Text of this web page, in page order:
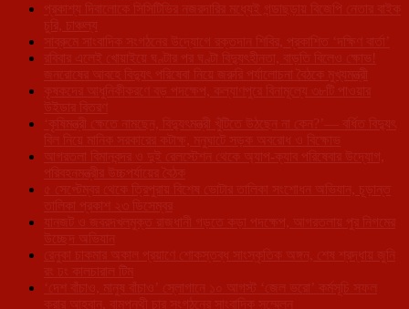
প্রকাশ্য দিবালোকে সিসিটিভির নজরদারির মধ্যেই গন্ডাছড়ায় বিজেপি নেতার বাইক
চুরি, চাঞ্চল্য
সাব্রুমে সাংবাদিক সংগঠনের উদ্যোগে রক্তদান শিবির, প্রকাশিত ‘দক্ষিণ বার্তা’
রবিবার এলেই খোয়াইয়ে ঘণ্টার পর ঘণ্টা বিদ্যুৎহীনতা, বাড়তি বিলেও ক্ষোভ!
জনরোষের আবহে বিদ্যুৎ পরিষেবা নিয়ে জরুরি পর্যালোচনা বৈঠকে মুখ্যমন্ত্রী
কৃষকদের আধুনিকীকরণে বড় পদক্ষেপ, কল্যাণপুরে বিনামূল্যে ৩৮টি পাওয়ার
উইডার বিতরণ
‘কৃষিমন্ত্রী ক্ষেতে নামছেন, বিদ্যুৎমন্ত্রী খুঁটিতে উঠছেন না কেন?’— বর্ধিত বিদ্যুৎ
বিল নিয়ে মানিক সরকারের কটাক্ষ, মনুঘাটে সড়ক অবরোধ ও বিক্ষোভ
আগরতলা বিমানবন্দর ও দুই রেলস্টেশন থেকে অ্যাপ-ক্যাব পরিষেবার উদ্যোগ,
পরিবহনমন্ত্রীর উচ্চপর্যায়ের বৈঠক
৫ সেপ্টেম্বর থেকে ত্রিপুরায় বিশেষ ভোটার তালিকা সংশোধন অভিযান, চূড়ান্ত
তালিকা প্রকাশ ২৩ ডিসেম্বর
যানজট ও জবরদখলমুক্ত রাজধানী গড়তে কড়া পদক্ষেপ, আগরতলায় পুর নিগমের
উচ্ছেদ অভিযান
রেনুকা চাকমার অকাল প্রয়াণে শোকস্তব্ধ সাংস্কৃতিক অঙ্গন, শেষ শ্রদ্ধায় জুনি
রং ঢং কালচারাল টিম
‘দেশ বাঁচাও, মানুষ বাঁচাও’ স্লোগানে ১০ আগস্ট ‘জেল ভরো’ কর্মসূচি সফল
করার আহ্বান, বামপন্থী চার সংগঠনের সাংবাদিক সম্মেলন